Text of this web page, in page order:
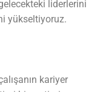
liderlerini
yükseltiyoruz.
kariyer